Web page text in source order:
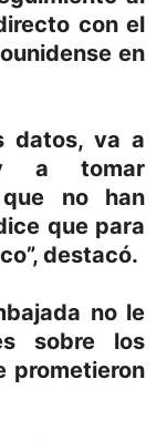
con el
en
datos, va a
y a tomar
no han
que para
destacó.
no le
sobre los
prometieron